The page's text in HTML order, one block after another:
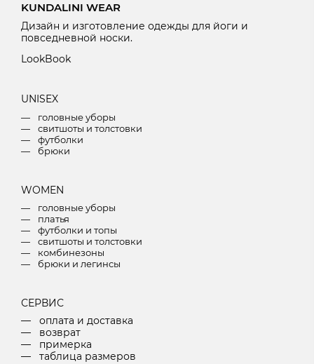
KUNDALINI WEAR
Дизайн и изготовление одежды для йоги и
повседневной носки.
LookBook
UNISEX
головные уборы
свитшоты и толстовки
футболки
брюки
WOMEN
головные уборы
платья
футболки и топы
свитшоты и толстовки
комбинезоны
брюки и легинсы
СЕРВИС
оплата и доставка
возврат
примерка
таблица размеров